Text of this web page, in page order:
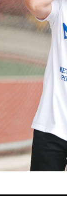
【注意事
１．透過
交易，需
求債權轉
２．關於
https://
３．未成
「AFTEE
任。
４．使用
即時審查
結果請求
５．嚴禁
形，恩沛
動。
宅配
每筆